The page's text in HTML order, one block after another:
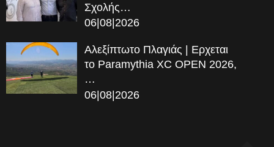
Σχολής…
06|08|2026
Αλεξίπτωτο Πλαγιάς | Ερχεται
το Paramythia XC OPEN 2026,
…
06|08|2026